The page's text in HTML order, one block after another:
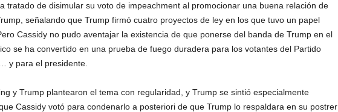
tratado de disimular su voto de impeachment al promocionar una buena relación de
señalando que Trump firmó cuatro proyectos de ley en los que tuvo un papel
Cassidy no pudo aventajar la existencia de que ponerse del banda de Trump en el
se ha convertido en una prueba de fuego duradera para los votantes del Partido
y para el presidente.
y Trump plantearon el tema con regularidad, y Trump se sintió especialmente
Cassidy votó para condenarlo a posteriori de que Trump lo respaldara en su postrer